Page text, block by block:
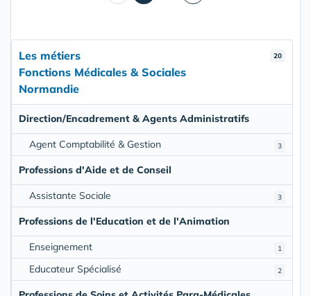
20
Les métiers
Fonctions Médicales & Sociales
Normandie
Direction/Encadrement & Agents Administratifs
3
Agent Comptabilité & Gestion
Professions d'Aide et de Conseil
3
Assistante Sociale
Professions de l'Education et de l'Animation
1
Enseignement
2
Educateur Spécialisé